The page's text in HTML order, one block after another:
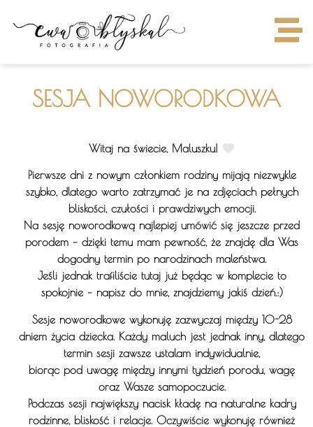
SESJA NOWORODKOWA
Witaj na świecie, Maluszku!
Pierwsze dni z nowym członkiem rodziny mijają niezwykle
szybko, dlatego warto zatrzymać je na zdjęciach pełnych
bliskości, czułości i prawdziwych emocji.
Na sesję noworodkową najlepiej umówić się jeszcze przed
porodem – dzięki temu mam pewność, że znajdę dla Was
dogodny termin po narodzinach maleństwa.
Jeśli jednak trafiliście tutaj już będąc w komplecie to
spokojnie – napisz do mnie, znajdziemy jakiś dzień.:)
Sesje noworodkowe wykonuję zazwyczaj między 10-28
dniem życia dziecka. Każdy maluch jest jednak inny, dlatego
termin sesji zawsze ustalam indywidualnie,
biorąc pod uwagę między innymi tydzień porodu, wagę
oraz Wasze samopoczucie.
Podczas sesji największy nacisk kładę na naturalne kadry
rodzinne, bliskość i relacje. Oczywiście wykonuję również